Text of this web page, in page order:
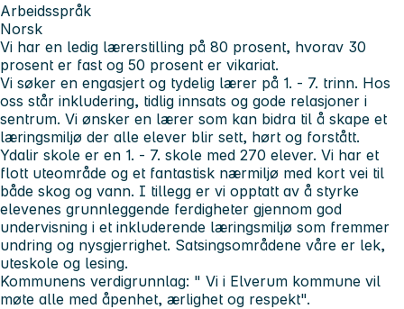
Arbeidsspråk
Norsk
Vi har en ledig lærerstilling på 80 prosent, hvorav 30
prosent er fast og 50 prosent er vikariat.
Vi søker en engasjert og tydelig lærer på 1. - 7. trinn. Hos
oss står inkludering, tidlig innsats og gode relasjoner i
sentrum. Vi ønsker en lærer som kan bidra til å skape et
læringsmiljø der alle elever blir sett, hørt og forstått.
Ydalir skole er en 1. - 7. skole med 270 elever. Vi har et
flott uteområde og et fantastisk nærmiljø med kort vei til
både skog og vann. I tillegg er vi opptatt av å styrke
elevenes grunnleggende ferdigheter gjennom god
undervisning i et inkluderende læringsmiljø som fremmer
undring og nysgjerrighet. Satsingsområdene våre er lek,
uteskole og lesing.
Kommunens verdigrunnlag: " Vi i Elverum kommune vil
møte alle med åpenhet, ærlighet og respekt".